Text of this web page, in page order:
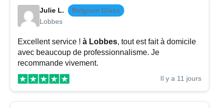
Julie L.
Belgium Glass
Lobbes
Excellent service ! à Lobbes, tout est fait à domicile
avec beaucoup de professionnalisme. Je
recommande vivement.
Il y a 11 jours